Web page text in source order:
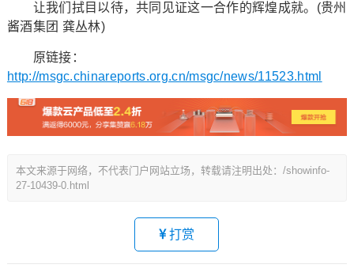
让我们拭目以待，共同见证这一合作的辉煌成就。(贵州
酱酒集团 龚丛林)
原链接：
http://msgc.chinareports.org.cn/msgc/news/11523.html
本文来源于网络，不代表门户网站立场，转载请注明出处：/showinfo-
27-10439-0.html
打赏